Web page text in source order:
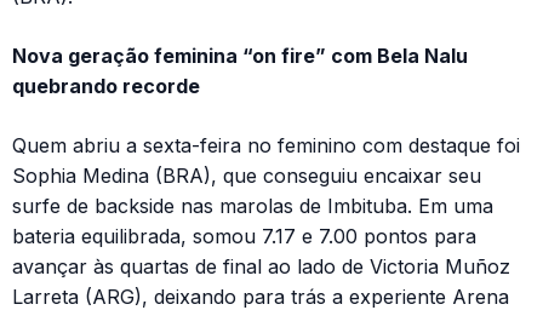
Nova geração feminina “on fire” com Bela Nalu
quebrando recorde
Quem abriu a sexta-feira no feminino com destaque foi
Sophia Medina (BRA), que conseguiu encaixar seu
surfe de backside nas marolas de Imbituba. Em uma
bateria equilibrada, somou 7.17 e 7.00 pontos para
avançar às quartas de final ao lado de Victoria Muñoz
Larreta (ARG), deixando para trás a experiente Arena